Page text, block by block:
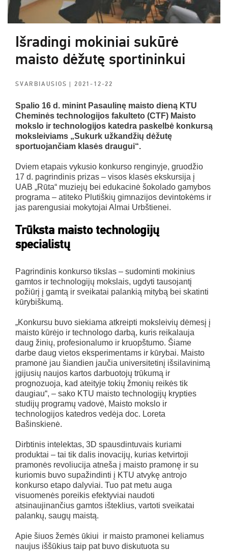
Išradingi mokiniai sukūrė
maisto dėžutę sportininkui
SVARBIAUSIOS| 2021-12-22
Spalio 16 d. minint Pasaulinę maisto dieną KTU
Cheminės technologijos fakulteto (CTF) Maisto
mokslo ir technologijos katedra paskelbė konkursą
moksleiviams „Sukurk užkandžių dėžutę
sportuojančiam klasės draugui“.
Dviem etapais vykusio konkurso renginyje, gruodžio
17 d. pagrindinis prizas – visos klasės ekskursija į
UAB „Rūta“ muziejų bei edukacinė šokolado gamybos
programa – atiteko Plutiškių gimnazijos devintokėms ir
jas parengusiai mokytojai Almai Urbštienei.
Trūksta maisto technologijų
specialistų
Pagrindinis konkurso tikslas – sudominti mokinius
gamtos ir technologijų mokslais, ugdyti tausojantį
požiūrį į gamtą ir sveikatai palankią mitybą bei skatinti
kūrybiškumą.
„Konkursu buvo siekiama atkreipti moksleivių dėmesį į
maisto kūrėjo ir technologo darbą, kuris reikalauja
daug žinių, profesionalumo ir kruopštumo. Šiame
darbe daug vietos eksperimentams ir kūrybai. Maisto
pramonė jau šiandien jaučia universitetinį išsilavinimą
įgijusių naujos kartos darbuotojų trūkumą ir
prognozuoja, kad ateityje tokių žmonių reikės tik
daugiau“, – sako KTU maisto technologijų krypties
studijų programų vadovė, Maisto mokslo ir
technologijos katedros vedėja doc. Loreta
Bašinskienė.
Dirbtinis intelektas, 3D spausdintuvais kuriami
produktai – tai tik dalis inovacijų, kurias ketvirtoji
pramonės revoliucija atneša į maisto pramonę ir su
kuriomis buvo supažindinti į KTU atvykę antrojo
konkurso etapo dalyviai. Tuo pat metu auga
visuomenės poreikis efektyviai naudoti
atsinaujinančius gamtos išteklius, vartoti sveikatai
palankų, saugų maistą.
Apie šiuos žemės ūkiui ir maisto pramonei keliamus
naujus iššūkius taip pat buvo diskutuota su